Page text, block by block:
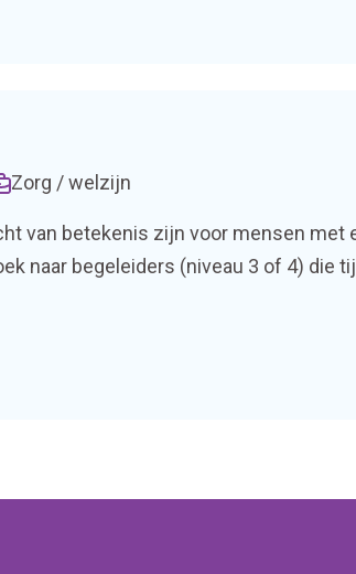
Zorg / welzijn
van betekenis zijn voor mensen
naar begeleiders (niveau 3 of 4) die